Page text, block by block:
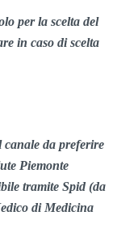
per la scelta del
in caso di scelta
canale da preferire
Piemonte
tramite Spid (da
di Medicina